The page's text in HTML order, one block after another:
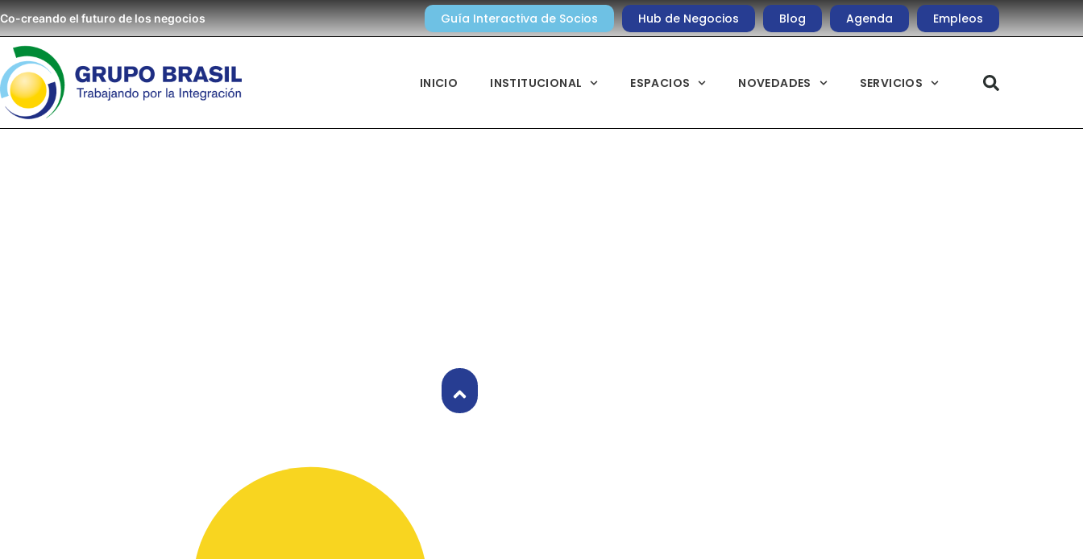
Co-creando el futuro de los negocios Guía Interactiva de Socios Hub de Negocios Blog Agenda Empleos
INICIO INSTITUCIONAL ESPACIOS NOVEDADES SERVICIOS